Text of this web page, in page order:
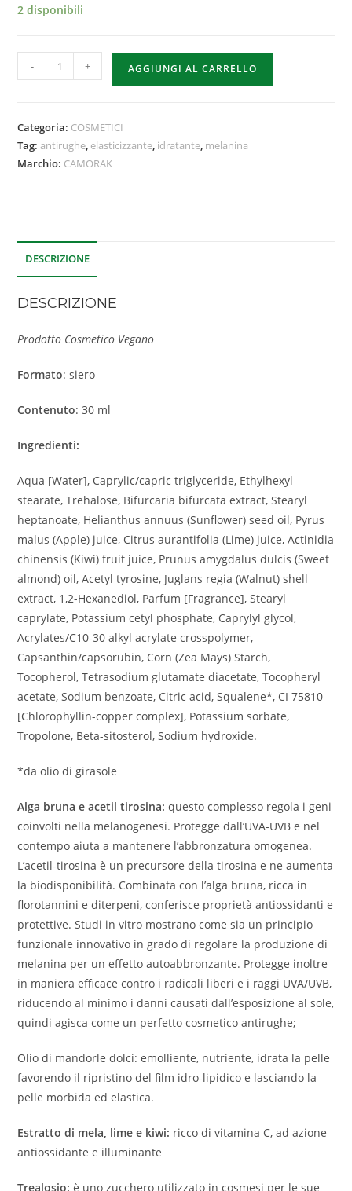
2 disponibili
- + AGGIUNGI AL CARRELLO
Categoria: COSMETICI
Tag:antirughe, elasticizzante, idratante, melanina
Marchio: CAMORAK
DESCRIZIONE
DESCRIZIONE
Prodotto Cosmetico Vegano
Formato: siero
Contenuto: 30 ml
Ingredienti:
Aqua [Water], Caprylic/capric triglyceride, Ethylhexyl
stearate, Trehalose, Bifurcaria bifurcata extract, Stearyl
heptanoate, Helianthus annuus (Sunflower) seed oil, Pyrus
malus (Apple) juice, Citrus aurantifolia (Lime) juice, Actinidia
chinensis (Kiwi) fruit juice, Prunus amygdalus dulcis (Sweet
almond) oil, Acetyl tyrosine, Juglans regia (Walnut) shell
extract, 1,2-Hexanediol, Parfum [Fragrance], Stearyl
caprylate, Potassium cetyl phosphate, Caprylyl glycol,
Acrylates/C10-30 alkyl acrylate crosspolymer,
Capsanthin/capsorubin, Corn (Zea Mays) Starch,
Tocopherol, Tetrasodium glutamate diacetate, Tocopheryl
acetate, Sodium benzoate, Citric acid, Squalene*, CI 75810
[Chlorophyllin-copper complex], Potassium sorbate,
Tropolone, Beta-sitosterol, Sodium hydroxide.
*da olio di girasole
Alga bruna e acetil tirosina: questo complesso regola i geni
coinvolti nella melanogenesi. Protegge dall’UVA-UVB e nel
contempo aiuta a mantenere l’abbronzatura omogenea.
L’acetil-tirosina è un precursore della tirosina e ne aumenta
la biodisponibilità. Combinata con l’alga bruna, ricca in
florotannini e diterpeni, conferisce proprietà antiossidanti e
protettive. Studi in vitro mostrano come sia un principio
funzionale innovativo in grado di regolare la produzione di
melanina per un effetto autoabbronzante. Protegge inoltre
in maniera efficace contro i radicali liberi e i raggi UVA/UVB,
riducendo al minimo i danni causati dall’esposizione al sole,
quindi agisca come un perfetto cosmetico antirughe;
Olio di mandorle dolci: emolliente, nutriente, idrata la pelle
favorendo il ripristino del film idro-lipidico e lasciando la
pelle morbida ed elastica.
Estratto di mela, lime e kiwi: ricco di vitamina C, ad azione
antiossidante e illuminante
Trealosio: è uno zucchero utilizzato in cosmesi per le sue